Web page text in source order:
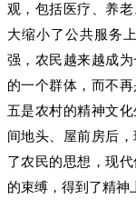
观，包括医疗、养
大缩小了公共服务
强，农民越来越成
的一个群体，而不
五是农村的精神文
间地头、屋前房后
了农民的思想，现
的束缚，得到了精神